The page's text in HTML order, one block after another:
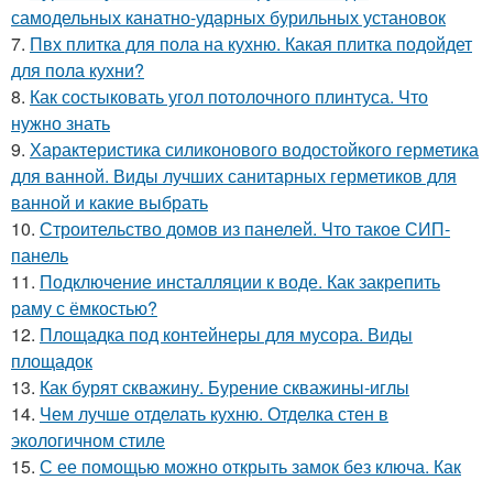
самодельных канатно-ударных бурильных установок
7. Пвх плитка для пола на кухню. Какая плитка подойдет
для пола кухни?
8. Как состыковать угол потолочного плинтуса. Что
нужно знать
9. Характеристика силиконового водостойкого герметика
для ванной. Виды лучших санитарных герметиков для
ванной и какие выбрать
10. Строительство домов из панелей. Что такое СИП-
панель
11. Подключение инсталляции к воде. Как закрепить
раму с ёмкостью?
12. Площадка под контейнеры для мусора. Виды
площадок
13. Как бурят скважину. Бурение скважины-иглы
14. Чем лучше отделать кухню. Отделка стен в
экологичном стиле
15. С ее помощью можно открыть замок без ключа. Как